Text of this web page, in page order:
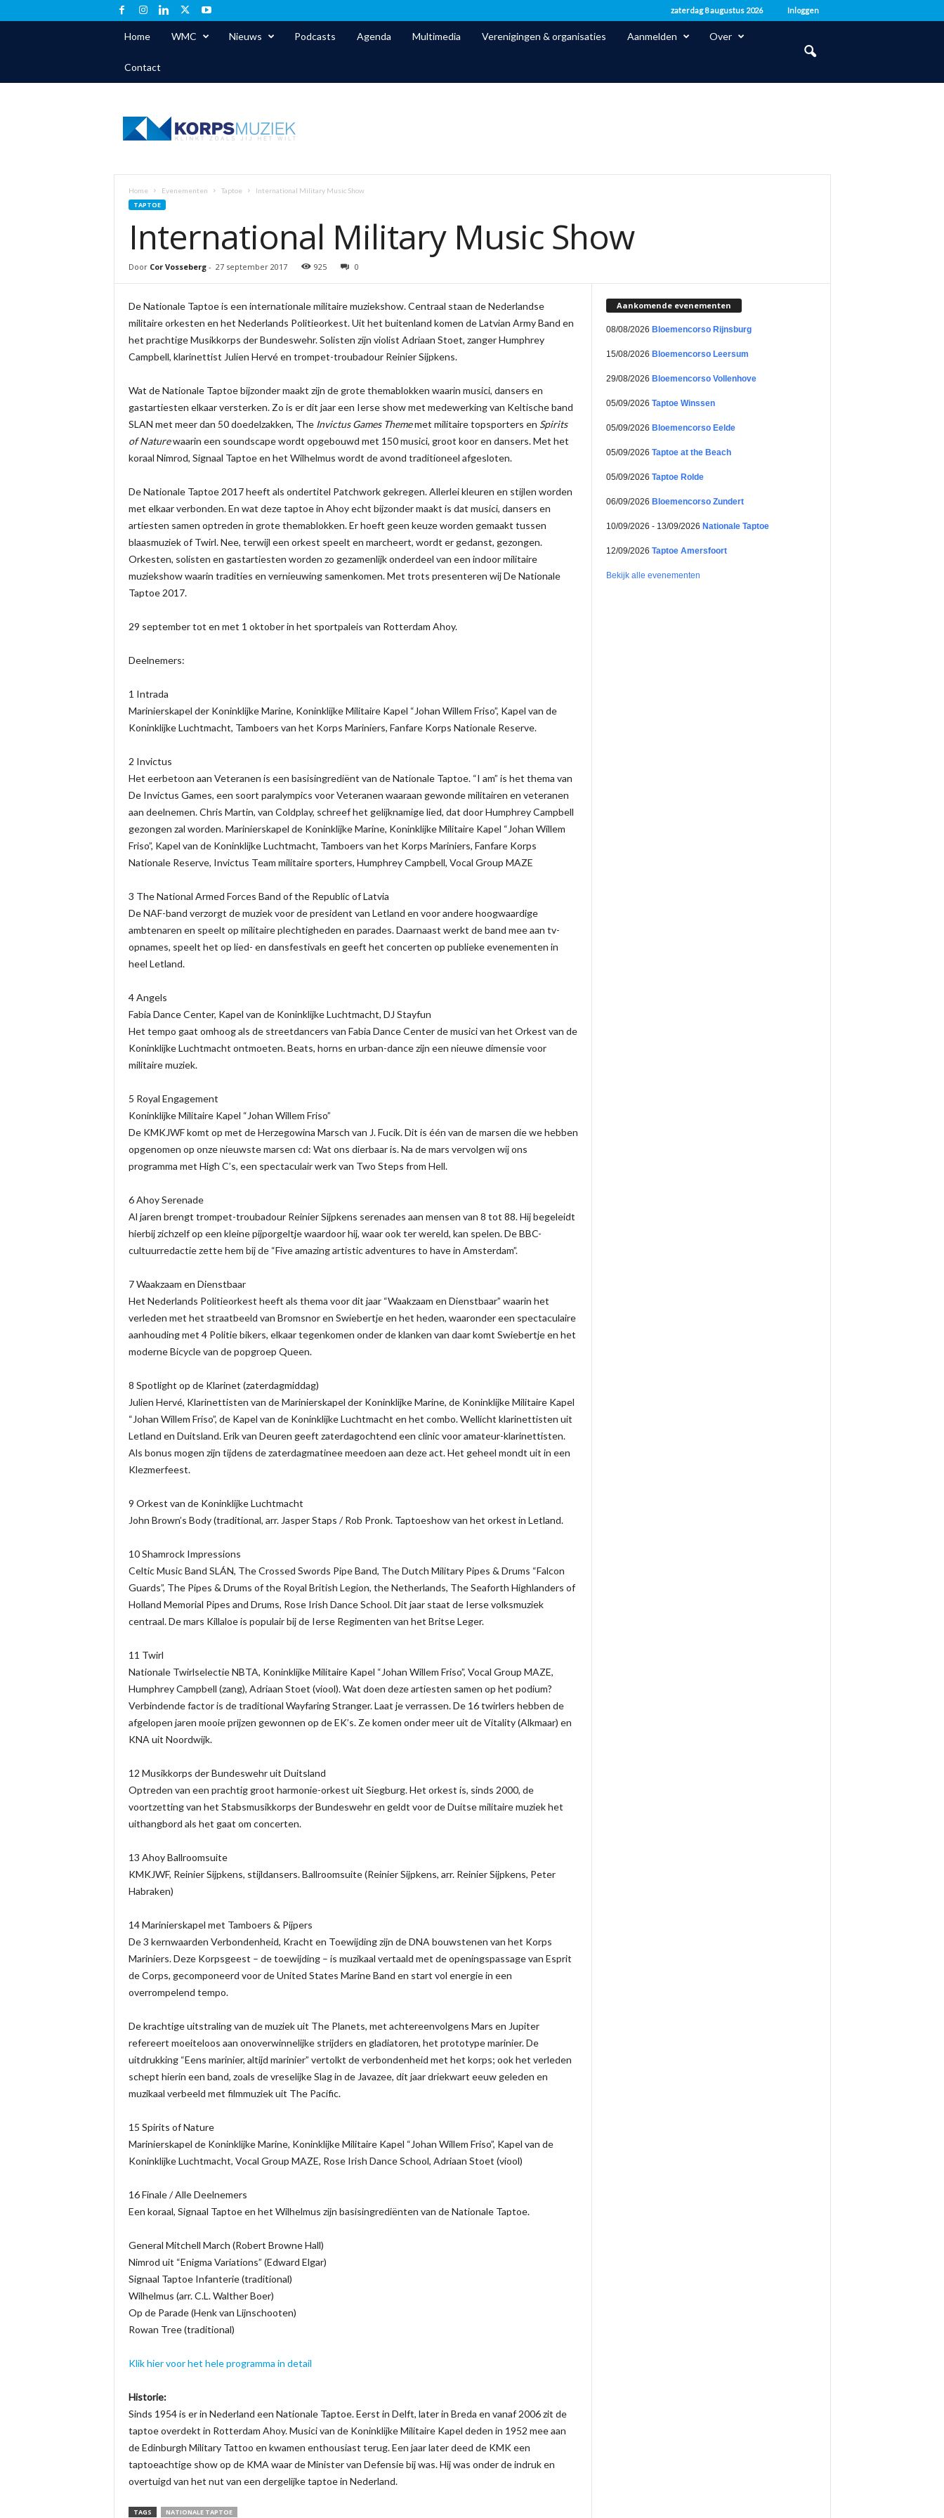
zaterdag 8 augustus 2026 Inloggen
Home WMC Nieuws Podcasts Agenda Multimedia Verenigingen & organisaties Aanmelden Over
Contact
l
Home Evenementen Taptoe International Military Music Show
TAPTOE
International Military Music Show
Door Cor Vosseberg- 27 september 2017 925 0
De Nationale Taptoe is een internationale militaire muziekshow. Centraal staan de Nederlandse
militaire orkesten en het Nederlands Politieorkest. Uit het buitenland komen de Latvian Army Band en
het prachtige Musikkorps der Bundeswehr. Solisten zijn violist Adriaan Stoet, zanger Humphrey
Campbell, klarinettist Julien Hervé en trompet-troubadour Reinier Sijpkens.
Wat de Nationale Taptoe bijzonder maakt zijn de grote themablokken waarin musici, dansers en
gastartiesten elkaar versterken. Zo is er dit jaar een Ierse show met medewerking van Keltische band
SLAN met meer dan 50 doedelzakken, The Invictus Games Thememet militaire topsporters en Spirits
of Naturewaarin een soundscape wordt opgebouwd met 150 musici, groot koor en dansers. Met het
koraal Nimrod, Signaal Taptoe en het Wilhelmus wordt de avond traditioneel afgesloten.
De Nationale Taptoe 2017 heeft als ondertitel Patchwork gekregen. Allerlei kleuren en stijlen worden
met elkaar verbonden. En wat deze taptoe in Ahoy echt bijzonder maakt is dat musici, dansers en
artiesten samen optreden in grote themablokken. Er hoeft geen keuze worden gemaakt tussen
blaasmuziek of Twirl. Nee, terwijl een orkest speelt en marcheert, wordt er gedanst, gezongen.
Orkesten, solisten en gastartiesten worden zo gezamenlijk onderdeel van een indoor militaire
muziekshow waarin tradities en vernieuwing samenkomen. Met trots presenteren wij De Nationale
Taptoe 2017.
29 september tot en met 1 oktober in het sportpaleis van Rotterdam Ahoy.
Deelnemers:
1 Intrada
Marinierskapel der Koninklijke Marine, Koninklijke Militaire Kapel “Johan Willem Friso”, Kapel van de
Koninklijke Luchtmacht, Tamboers van het Korps Mariniers, Fanfare Korps Nationale Reserve.
2 Invictus
Het eerbetoon aan Veteranen is een basisingrediënt van de Nationale Taptoe. “I am” is het thema van
De Invictus Games, een soort paralympics voor Veteranen waaraan gewonde militairen en veteranen
aan deelnemen. Chris Martin, van Coldplay, schreef het gelijknamige lied, dat door Humphrey Campbell
gezongen zal worden. Marinierskapel de Koninklijke Marine, Koninklijke Militaire Kapel “Johan Willem
Friso”, Kapel van de Koninklijke Luchtmacht, Tamboers van het Korps Mariniers, Fanfare Korps
Nationale Reserve, Invictus Team militaire sporters, Humphrey Campbell, Vocal Group MAZE
3 The National Armed Forces Band of the Republic of Latvia
De NAF-band verzorgt de muziek voor de president van Letland en voor andere hoogwaardige
ambtenaren en speelt op militaire plechtigheden en parades. Daarnaast werkt de band mee aan tv-
opnames, speelt het op lied- en dansfestivals en geeft het concerten op publieke evenementen in
heel Letland.
4 Angels
Fabia Dance Center, Kapel van de Koninklijke Luchtmacht, DJ Stayfun
Het tempo gaat omhoog als de streetdancers van Fabia Dance Center de musici van het Orkest van de
Koninklijke Luchtmacht ontmoeten. Beats, horns en urban-dance zijn een nieuwe dimensie voor
militaire muziek.
5 Royal Engagement
Koninklijke Militaire Kapel “Johan Willem Friso”
De KMKJWF komt op met de Herzegowina Marsch van J. Fucik. Dit is één van de marsen die we hebben
opgenomen op onze nieuwste marsen cd: Wat ons dierbaar is. Na de mars vervolgen wij ons
programma met High C’s, een spectaculair werk van Two Steps from Hell.
6 Ahoy Serenade
Al jaren brengt trompet-troubadour Reinier Sijpkens serenades aan mensen van 8 tot 88. Hij begeleidt
hierbij zichzelf op een kleine pijporgeltje waardoor hij, waar ook ter wereld, kan spelen. De BBC-
cultuurredactie zette hem bij de “Five amazing artistic adventures to have in Amsterdam”.
7 Waakzaam en Dienstbaar
Het Nederlands Politieorkest heeft als thema voor dit jaar “Waakzaam en Dienstbaar” waarin het
verleden met het straatbeeld van Bromsnor en Swiebertje en het heden, waaronder een spectaculaire
aanhouding met 4 Politie bikers, elkaar tegenkomen onder de klanken van daar komt Swiebertje en het
moderne Bicycle van de popgroep Queen.
8 Spotlight op de Klarinet (zaterdagmiddag)
Julien Hervé, Klarinettisten van de Marinierskapel der Koninklijke Marine, de Koninklijke Militaire Kapel
“Johan Willem Friso”, de Kapel van de Koninklijke Luchtmacht en het combo. Wellicht klarinettisten uit
Letland en Duitsland. Erik van Deuren geeft zaterdagochtend een clinic voor amateur-klarinettisten.
Als bonus mogen zijn tijdens de zaterdagmatinee meedoen aan deze act. Het geheel mondt uit in een
Klezmerfeest.
9 Orkest van de Koninklijke Luchtmacht
John Brown’s Body (traditional, arr. Jasper Staps / Rob Pronk. Taptoeshow van het orkest in Letland.
10 Shamrock Impressions
Celtic Music Band SLÁN, The Crossed Swords Pipe Band, The Dutch Military Pipes & Drums “Falcon
Guards”, The Pipes & Drums of the Royal British Legion, the Netherlands, The Seaforth Highlanders of
Holland Memorial Pipes and Drums, Rose Irish Dance School. Dit jaar staat de Ierse volksmuziek
centraal. De mars Killaloe is populair bij de Ierse Regimenten van het Britse Leger.
11 Twirl
Nationale Twirlselectie NBTA, Koninklijke Militaire Kapel “Johan Willem Friso”, Vocal Group MAZE,
Humphrey Campbell (zang), Adriaan Stoet (viool). Wat doen deze artiesten samen op het podium?
Verbindende factor is de traditional Wayfaring Stranger. Laat je verrassen. De 16 twirlers hebben de
afgelopen jaren mooie prijzen gewonnen op de EK’s. Ze komen onder meer uit de Vitality (Alkmaar) en
KNA uit Noordwijk.
12 Musikkorps der Bundeswehr uit Duitsland
Optreden van een prachtig groot harmonie-orkest uit Siegburg. Het orkest is, sinds 2000, de
voortzetting van het Stabsmusikkorps der Bundeswehr en geldt voor de Duitse militaire muziek het
uithangbord als het gaat om concerten.
13 Ahoy Ballroomsuite
KMKJWF, Reinier Sijpkens, stijldansers. Ballroomsuite (Reinier Sijpkens, arr. Reinier Sijpkens, Peter
Habraken)
14 Marinierskapel met Tamboers & Pijpers
De 3 kernwaarden Verbondenheid, Kracht en Toewijding zijn de DNA bouwstenen van het Korps
Mariniers. Deze Korpsgeest – de toewijding – is muzikaal vertaald met de openingspassage van Esprit
de Corps, gecomponeerd voor de United States Marine Band en start vol energie in een
overrompelend tempo.
De krachtige uitstraling van de muziek uit The Planets, met achtereenvolgens Mars en Jupiter
refereert moeiteloos aan onoverwinnelijke strijders en gladiatoren, het prototype marinier. De
uitdrukking “Eens marinier, altijd marinier” vertolkt de verbondenheid met het korps; ook het verleden
schept hierin een band, zoals de vreselijke Slag in de Javazee, dit jaar driekwart eeuw geleden en
muzikaal verbeeld met filmmuziek uit The Pacific.
15 Spirits of Nature
Marinierskapel de Koninklijke Marine, Koninklijke Militaire Kapel “Johan Willem Friso”, Kapel van de
Koninklijke Luchtmacht, Vocal Group MAZE, Rose Irish Dance School, Adriaan Stoet (viool)
16 Finale / Alle Deelnemers
Een koraal, Signaal Taptoe en het Wilhelmus zijn basisingrediënten van de Nationale Taptoe.
General Mitchell March (Robert Browne Hall)
Nimrod uit “Enigma Variations” (Edward Elgar)
Signaal Taptoe Infanterie (traditional)
Wilhelmus (arr. C.L. Walther Boer)
Op de Parade (Henk van Lijnschooten)
Rowan Tree (traditional)
Klik hier voor het hele programma in detail
Historie:
Sinds 1954 is er in Nederland een Nationale Taptoe. Eerst in Delft, later in Breda en vanaf 2006 zit de
taptoe overdekt in Rotterdam Ahoy. Musici van de Koninklijke Militaire Kapel deden in 1952 mee aan
de Edinburgh Military Tattoo en kwamen enthousiast terug. Een jaar later deed de KMK een
taptoeachtige show op de KMA waar de Minister van Defensie bij was. Hij was onder de indruk en
overtuigd van het nut van een dergelijke taptoe in Nederland.
TAGS NATIONALE TAPTOE
Aankomende evenementen
08/08/2026 Bloemencorso Rijnsburg
15/08/2026 Bloemencorso Leersum
29/08/2026 Bloemencorso Vollenhove
05/09/2026 Taptoe Winssen
05/09/2026 Bloemencorso Eelde
05/09/2026 Taptoe at the Beach
05/09/2026 Taptoe Rolde
06/09/2026 Bloemencorso Zundert
10/09/2026 - 13/09/2026 Nationale Taptoe
12/09/2026 Taptoe Amersfoort
Bekijk alle evenementen